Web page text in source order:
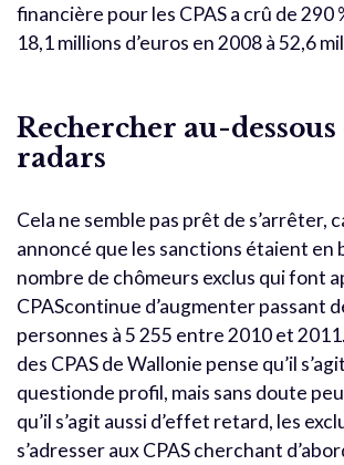
financière pour les CPAS a crû de 290
18,1 millions d’euros en 2008 à 52,6
Rechercher au-dessous
radars
Cela ne semble pas prêt de s’arrêter,
annoncé que les sanctions étaient en
nombre de chômeurs exclus qui font
CPAScontinue d’augmenter passant
personnes à 5 255 entre 2010 et
des CPAS de Wallonie pense qu’il
questionde profil, mais sans doute
qu’il s’agit aussi d’effet retard, les
s’adresser aux CPAS cherchant